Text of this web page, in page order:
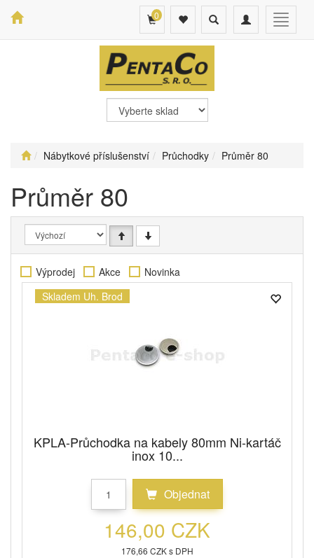
Toggle
Toggle
navigation
Toggle
search
0
Nábytkové příslušenství Průchodky Průměr 80
Průměr 80
Výprodej Akce
Novinka
Skladem Uh. Brod
KPLA-Průchodka na kabely 80mm Ni-kartáč
inox 10...
Objednat
146,00 CZK
176,66 CZK s DPH